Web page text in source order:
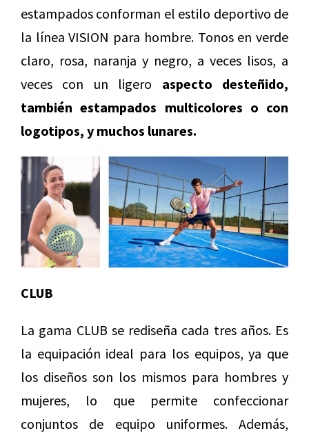
estampados conforman el estilo deportivo de
la línea VISION para hombre. Tonos en verde
claro, rosa, naranja y negro, a veces lisos, a
veces con un ligero aspecto desteñido,
también estampados multicolores o con
logotipos, y muchos lunares.
CLUB
La gama CLUB se rediseña cada tres años. Es
la equipación ideal para los equipos, ya que
los diseños son los mismos para hombres y
mujeres, lo que permite confeccionar
conjuntos de equipo uniformes. Además,